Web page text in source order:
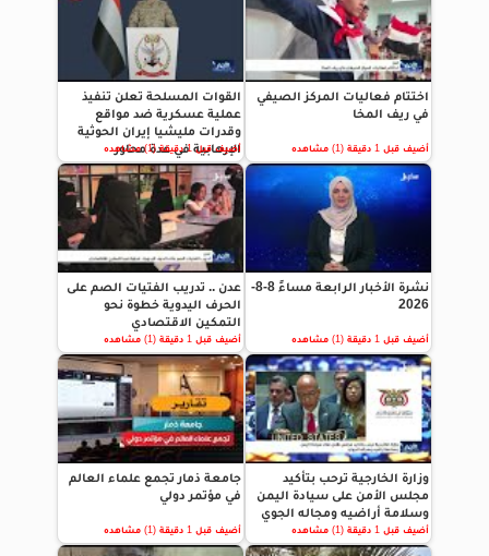
اختتام فعاليات المركز الصيفي
في ريف المخا
أضيف قبل 1 دقيقة (1) مشاهده
القوات المسلحة تعلن تنفيذ
عملية عسكرية ضد مواقع
وقدرات مليشيا إيران الحوثية
الإرهابية في عدة محاور
أضيف قبل 1 دقيقة (1) مشاهده
نشرة الأخبار الرابعة مساءً 8-8-
2026
أضيف قبل 1 دقيقة (1) مشاهده
عدن .. تدريب الفتيات الصم على
الحرف اليدوية خطوة نحو
التمكين الاقتصادي
أضيف قبل 1 دقيقة (1) مشاهده
وزارة الخارجية ترحب بتأكيد
مجلس الأمن على سيادة اليمن
وسلامة أراضيه ومجاله الجوي
أضيف قبل 1 دقيقة (1) مشاهده
جامعة ذمار تجمع علماء العالم
في مؤتمر دولي
أضيف قبل 1 دقيقة (1) مشاهده